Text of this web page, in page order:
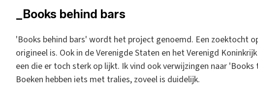
_Books behind bars
'Books behind bars' wordt het project genoemd. Een zoektocht
origineel is. Ook in de Verenigde Staten en het Verenigd
een die er toch sterk op lijkt. Ik vind ook verwijzingen naar
Boeken hebben iets met tralies, zoveel is duidelijk.